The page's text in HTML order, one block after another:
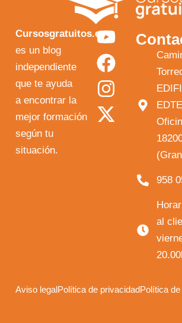
Cursosgratuitos.es
es un blog
independiente
que te ayuda
a encontrar la
mejor formación
según tu
situación.
Y
o
u
t
u
F
a
c
e
b
I
n
s
t
a
X
-
t
w
i
958
al
Aviso legalPolítica de privacidadPolítica